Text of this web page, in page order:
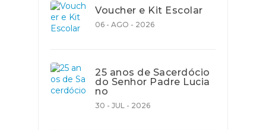
Voucher e Kit Escolar
06 - AGO - 2026
25 anos de Sacerdócio
do Senhor Padre Lucia
no
30 - JUL - 2026